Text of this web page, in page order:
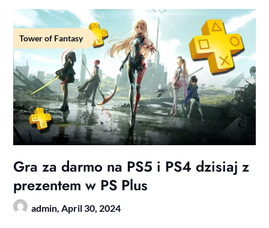
Tower of Fantasy
Gra za darmo na PS5 i PS4 dzisiaj z
prezentem w PS Plus
admin, April 30, 2024